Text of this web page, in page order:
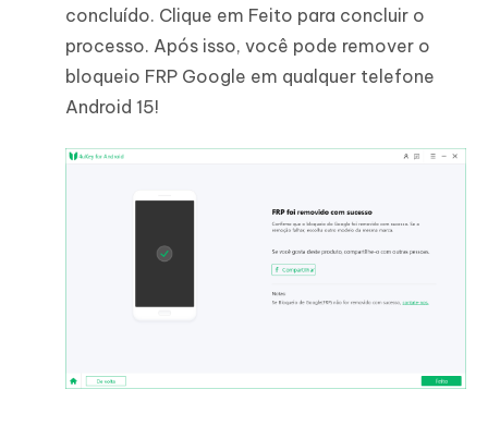
concluído. Clique em Feito para concluir o
processo. Após isso, você pode remover o
bloqueio FRP Google em qualquer telefone
Android 15!